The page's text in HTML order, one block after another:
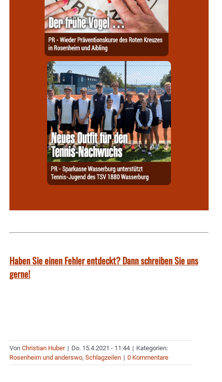
Haben Sie einen Fehler entdeckt? Dann schreiben Sie uns
gerne!
Von Christian Huber | Do. 15.4.2021 - 11:44 | Kategorien:
Rosenheim und anderswo, Schlagzeilen | 0 Kommentare